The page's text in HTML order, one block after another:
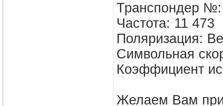
Транспондер
Частота: 11 473
Поляризация:
Символьная
Коэффициент
Желаем Вам